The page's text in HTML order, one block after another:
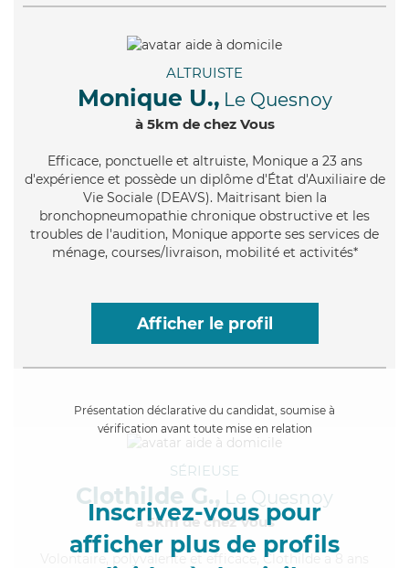
ALTRUISTE
Monique U., Le Quesnoy
à 5km de chez Vous
Efficace, ponctuelle et altruiste, Monique a 23 ans
d'expérience et possède un diplôme d'État d'Auxiliaire de
Vie Sociale (DEAVS). Maitrisant bien la
bronchopneumopathie chronique obstructive et les
troubles de l'audition, Monique apporte ses services de
ménage, courses/livraison, mobilité et activités*
Afficher le profil
Présentation déclarative du candidat, soumise à
vérification avant toute mise en relation
Inscrivez-vous pour
afficher plus de profils
SÉRIEUSE
Clothilde G., Le Quesnoy
à 5km de chez Vous
, polyvalente et efficace, Clothilde a 8 ans